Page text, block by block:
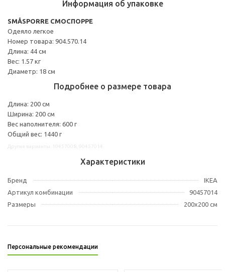
Информация об упаковке
SMÅSPORRE СМОСПОРРЕ
Одеяло легкое
Номер товара: 904.570.14
Длина: 44 см
Вес: 1.57 кг
Диаметр: 18 см
Подробнее о размере товара
Длина: 200 см
Ширина: 200 см
Вес наполнителя: 600 г
Общий вес: 1440 г
Характеристики
Бренд
IKEA
Артикул комбинации
90457014
Размеры
200x200 см
Персональные рекомендации